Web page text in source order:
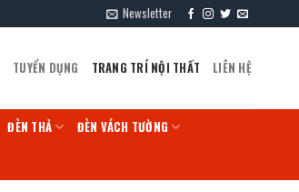
Newsletter
TUYỂN DỤNG TRANG TRÍ NỘI THẤT LIÊN HỆ
ĐÈN THẢ ĐÈN VÁCH TƯỜNG